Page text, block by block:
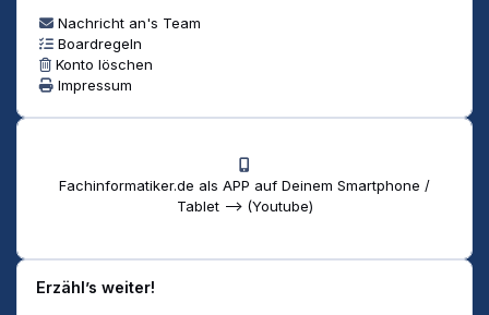
Nachricht an's Team
Boardregeln
Konto löschen
Impressum
Fachinformatiker.de als APP auf Deinem Smartphone /
Tablet --> (Youtube)
Erzähl’s weiter!